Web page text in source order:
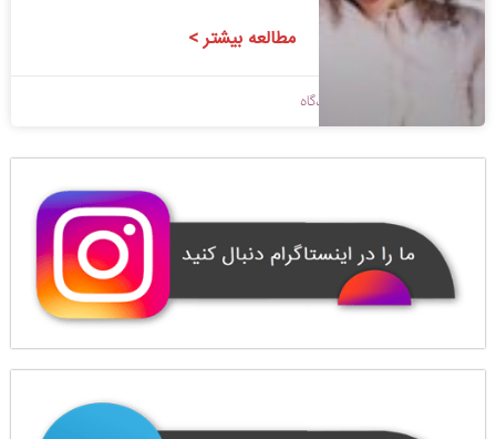
مطالعه بیشتر >
بدون دیدگاه